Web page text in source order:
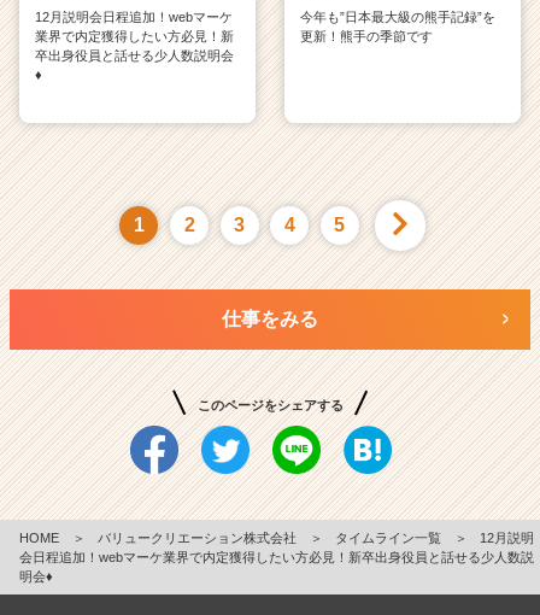
12月説明会日程追加！webマーケ
業界で内定獲得したい方必見！新
卒出身役員と話せる少人数説明会
♦
今年も”日本最大級の熊手記録”を
更新！熊手の季節です
1 2 3 4 5
仕事をみる
このページをシェアする
HOME ＞ バリュークリエーション株式会社 ＞ タイムライン一覧 ＞
12月説明
会日程追加！webマーケ業界で内定獲得したい方必見！新卒出身役員と話せる少人数説
明会♦